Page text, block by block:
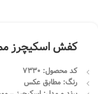
کفش اسکیچرز
کد محصول: 7330
رنگ: مطابق عکس